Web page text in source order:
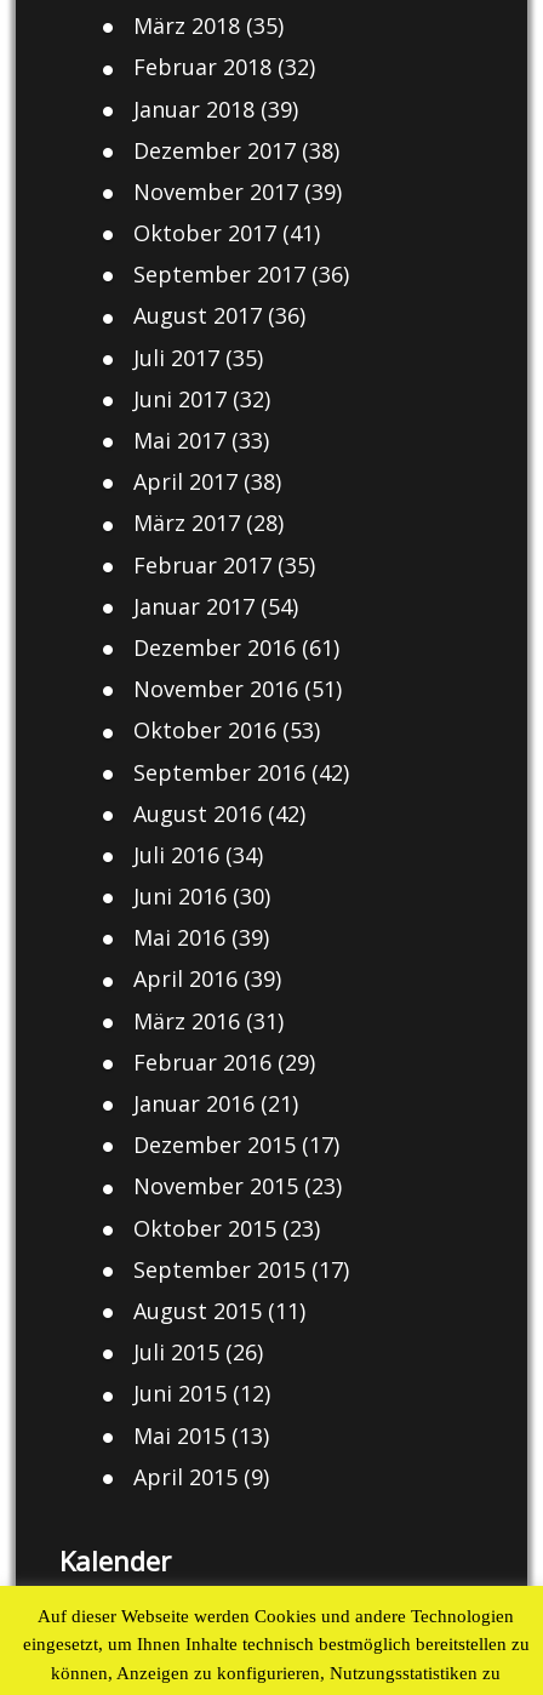
März 2018(35)
Februar 2018(32)
Januar 2018(39)
Dezember 2017(38)
November 2017(39)
Oktober 2017(41)
September 2017(36)
August 2017(36)
Juli 2017(35)
Juni 2017(32)
Mai 2017(33)
April 2017(38)
März 2017(28)
Februar 2017(35)
Januar 2017(54)
Dezember 2016(61)
November 2016(51)
Oktober 2016(53)
September 2016(42)
August 2016(42)
Juli 2016(34)
Juni 2016(30)
Mai 2016(39)
April 2016(39)
März 2016(31)
Februar 2016(29)
Januar 2016(21)
Dezember 2015(17)
November 2015(23)
Oktober 2015(23)
September 2015(17)
August 2015(11)
Juli 2015(26)
Juni 2015(12)
Mai 2015(13)
April 2015(9)
Kalender
M D M D F S
S
1
2
Auf dieser Webseite werden Cookies und andere Technologien
eingesetzt, um Ihnen Inhalte technisch bestmöglich bereitstellen zu
können, Anzeigen zu konfigurieren, Nutzungsstatistiken zu